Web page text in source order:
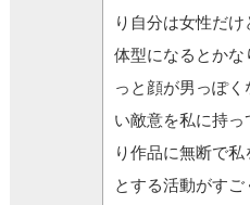
り自分は女性だ
体型になるとかな
っと顔が男っぽ
い敵意を私に持
り作品に無断で
とする活動がす